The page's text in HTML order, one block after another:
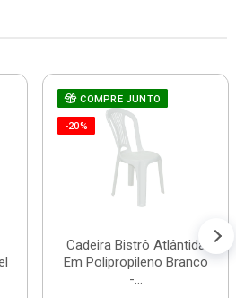
COMPRE JUNTO
-20%
Cadeira Bistrô Atlântida
Em Polipropileno Branco
-...